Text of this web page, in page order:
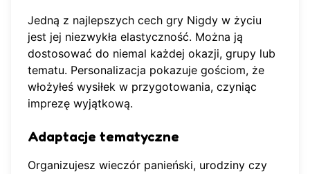
Jedną z najlepszych cech gry Nigdy w życiu
jest jej niezwykła elastyczność. Można ją
dostosować do niemal każdej okazji, grupy lub
tematu. Personalizacja pokazuje gościom, że
włożyłeś wysiłek w przygotowania, czyniąc
imprezę wyjątkową.
Adaptacje tematyczne
Organizujesz wieczór panieński, urodziny czy